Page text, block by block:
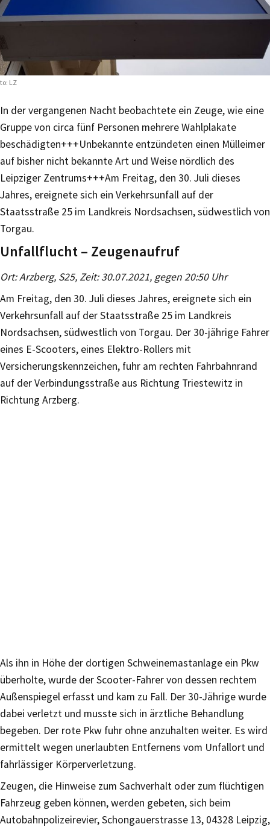
LZ
In der vergangenen Nacht beobachtete ein Zeuge, wie eine
Gruppe von circa fünf Personen mehrere Wahlplakate
beschädigten+++Unbekannte entzündeten einen Mülleimer
auf bisher nicht bekannte Art und Weise nördlich des
Leipziger Zentrums+++Am Freitag, den 30. Juli dieses
Jahres, ereignete sich ein Verkehrsunfall auf der
Staatsstraße 25 im Landkreis Nordsachsen, südwestlich von
Torgau.
Unfallflucht – Zeugenaufruf
Ort: Arzberg, S25, Zeit: 30.07.2021, gegen 20:50 Uhr
Am Freitag, den 30. Juli dieses Jahres, ereignete sich ein
Verkehrsunfall auf der Staatsstraße 25 im Landkreis
Nordsachsen, südwestlich von Torgau. Der 30-jährige Fahrer
eines E-Scooters, eines Elektro-Rollers mit
Versicherungskennzeichen, fuhr am rechten Fahrbahnrand
auf der Verbindungsstraße aus Richtung Triestewitz in
Richtung Arzberg.
Als ihn in Höhe der dortigen Schweinemastanlage ein Pkw
überholte, wurde der Scooter-Fahrer von dessen rechtem
Außenspiegel erfasst und kam zu Fall. Der 30-Jährige wurde
dabei verletzt und musste sich in ärztliche Behandlung
begeben. Der rote Pkw fuhr ohne anzuhalten weiter. Es wird
ermittelt wegen unerlaubten Entfernens vom Unfallort und
fahrlässiger Körperverletzung.
Zeugen, die Hinweise zum Sachverhalt oder zum flüchtigen
Fahrzeug geben können, werden gebeten, sich beim
Autobahnpolizeirevier, Schongauerstrasse 13, 04328 Leipzig,